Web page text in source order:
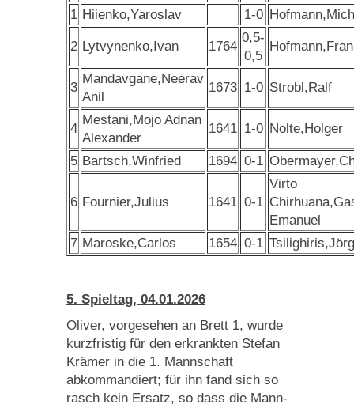
1 Hiienko,Yaroslav 1-0
2 Lytvynenko,Ivan 1764
0,5-
0,5
3
Mandavgane,Neerav
Anil
1673 1-0 Strobl,Ralf
4
Mestani,Mojo Adnan
Alexander
1641 1-0 Nolte,Holger
5 Bartsch,Winfried 1694 0-1
6 Fournier,Julius 1641 0-1
Virto
Emanuel
7 Maroske,Carlos 1654 0-1 Tsilighiris,Jörg
5. Spieltag, 04.01.2026
Oliver, vorgesehen an Brett 1, wurde
kurzfri­stig für den erkrankten Stefan
Krämer in die 1. Mannschaft
abkommandiert; für ihn fand sich so
rasch kein Ersatz, so dass die Mann­